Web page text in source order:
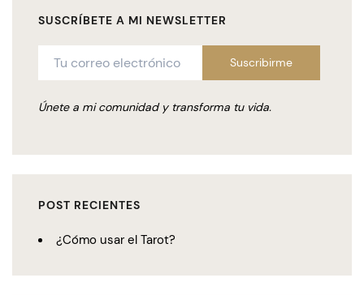
SUSCRÍBETE A MI NEWSLETTER
Únete a mi comunidad y transforma tu vida.
POST RECIENTES
¿Cómo usar el Tarot?